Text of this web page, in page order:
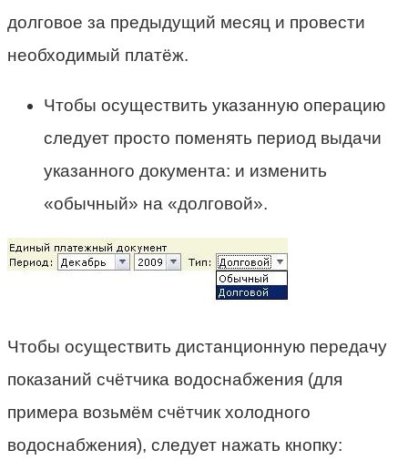
долговое за предыдущий месяц и провести
необходимый платёж.
Чтобы осуществить указанную операцию
следует просто поменять период выдачи
указанного документа: и изменить
«обычный» на «долговой».
Чтобы осуществить дистанционную передачу
показаний счётчика водоснабжения (для
примера возьмём счётчик холодного
водоснабжения), следует нажать кнопку: